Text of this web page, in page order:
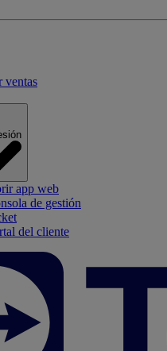
ventas
app web
de gestión
del cliente